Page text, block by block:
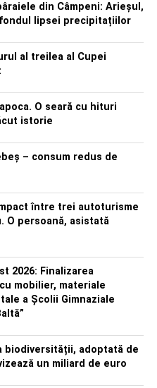
din Câmpeni: Arieșul,
lipsei precipitațiilor
al treilea al Cupei
O seară cu hituri
istorie
– consum redus de
între trei autoturisme
O persoană, asistată
2026: Finalizarea
mobilier, materiale
a Şcolii Gimnaziale
biodiversității, adoptată de
un miliard de euro